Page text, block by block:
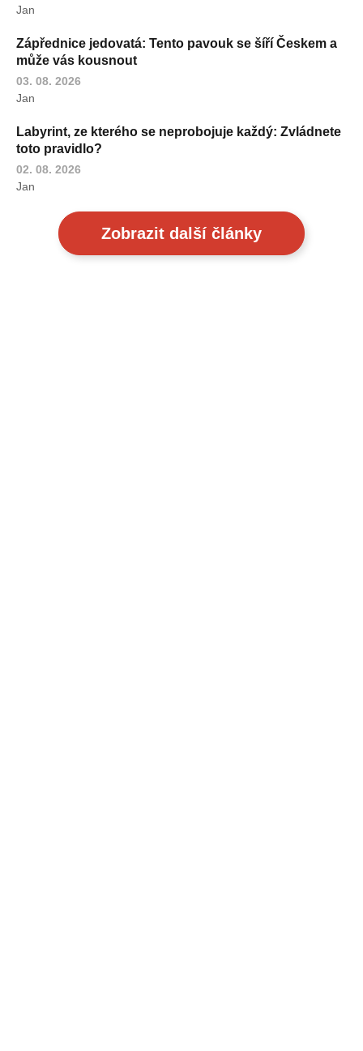
Jan
Zápřednice jedovatá: Tento pavouk se šíří Českem a
může vás kousnout
03. 08. 2026
Jan
Labyrint, ze kterého se neprobojuje každý: Zvládnete
toto pravidlo?
02. 08. 2026
Jan
Zobrazit další články